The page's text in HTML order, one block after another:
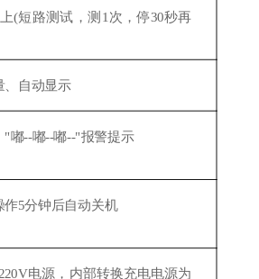
(短路测试，测1次，停30秒再
、自动显示
"嘟--嘟--嘟--"报警提示
作5分钟后自动关机
电源，内部转换充电电源为